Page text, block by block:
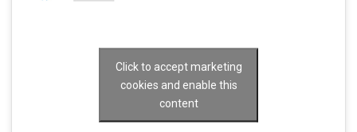
Click to accept marketing
cookies and enable this
content